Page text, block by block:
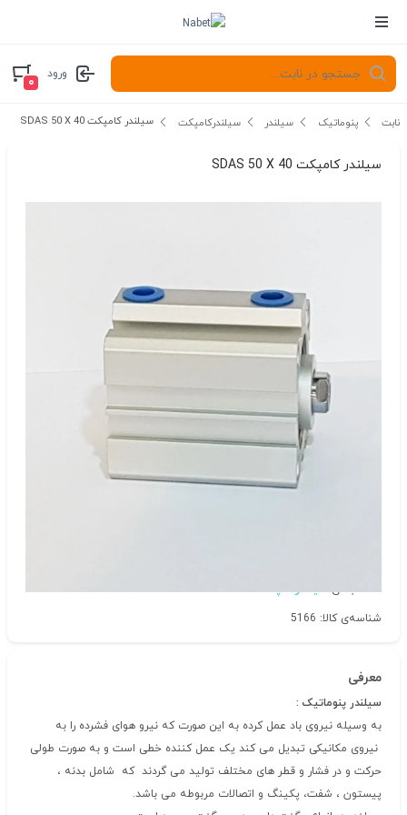
ورود
۰
نابت پنوماتیک سیلندر سیلندرکامپکت سیلندر کامپکت SDAS 50 X 40
سیلندر کامپکت SDAS 50 X 40
دسته‌بندی سیلندرکامپکت
شناسه‌ی کالا: 5166
معرفی
سیلندر پنوماتیک :
به وسیله نیروی باد عمل کرده به این صورت که نیرو هوای فشرده را به
نیروی مکانیکی تبدیل می کند یک عمل کننده خطی است و به صورت طولی
حرکت و در فشار و قطر های مختلف تولید می گردند که شامل بدنه ،
پیستون ، شفت، پکینگ و اتصالات مربوطه می باشد.